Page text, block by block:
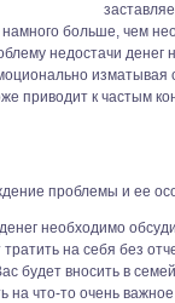
намного больше, чем
недостачи
приводит к частым
проблемы и ее
необходимо
на себя без
будет вносить в
на что-то очень